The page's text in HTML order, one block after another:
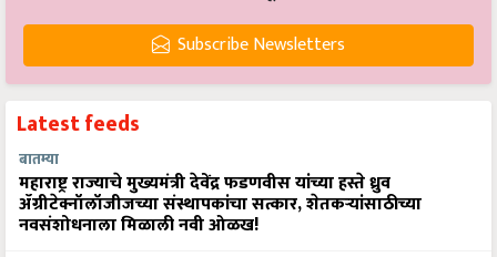
Subscribe Newsletters
Latest feeds
बातम्या
महाराष्ट्र राज्याचे मुख्यमंत्री देवेंद्र फडणवीस यांच्या हस्ते ध्रुव
ॲग्रीटेक्नॉलॉजीजच्या संस्थापकांचा सत्कार, शेतकऱ्यांसाठीच्या
नवसंशोधनाला मिळाली नवी ओळख!